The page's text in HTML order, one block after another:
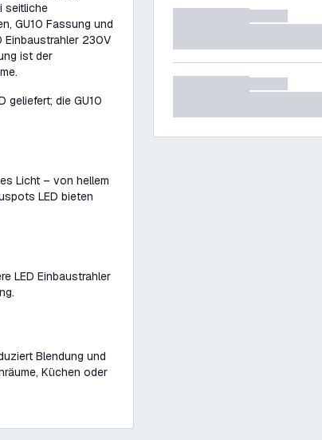
seitliche
GU10 Fassung und
Einbaustrahler 230V
ist der
geliefert; die GU10
Licht – von hellem
LED bieten
LED Einbaustrahler
Blendung und
Küchen oder